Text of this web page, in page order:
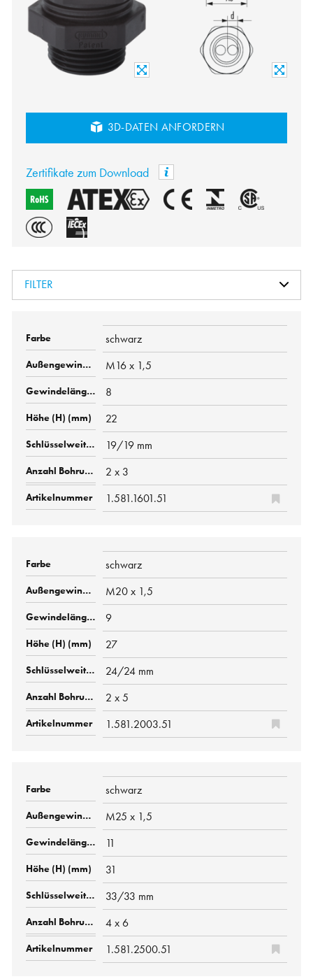
3D-DATEN ANFORDERN
Zertifikate zum Download
FILTER
schwarz
M16 x 1,5
8
22
19/19 mm
2 x 3
1.581.1601.51
schwarz
M20 x 1,5
9
27
24/24 mm
2 x 5
1.581.2003.51
schwarz
M25 x 1,5
11
31
33/33 mm
4 x 6
1.581.2500.51